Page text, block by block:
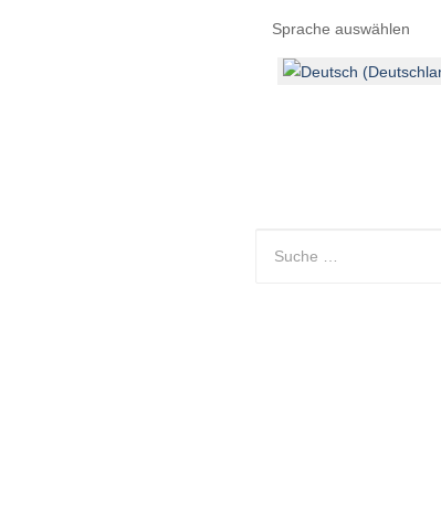
Sprache auswählen